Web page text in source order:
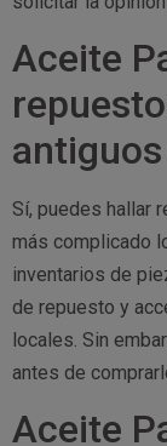
Aceite
Sí, puedes hallar
más complicado
inventarios de
de repuesto y
locales. Sin
antes de
Aceite